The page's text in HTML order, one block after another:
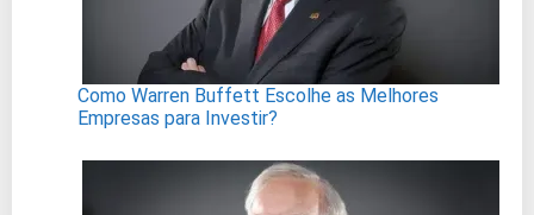
Como Warren Buffett Escolhe as Melhores
Empresas para Investir?